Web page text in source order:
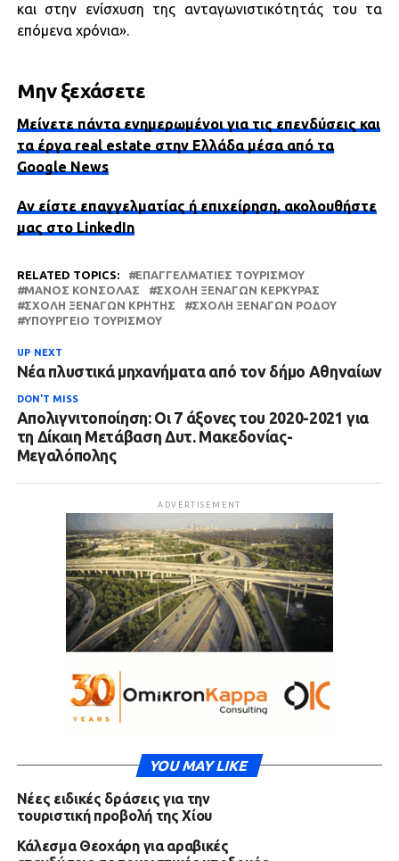
και στην ενίσχυση της ανταγωνιστικότητάς του τα
επόμενα χρόνια».
Μην ξεχάσετε
Μείνετε πάντα ενημερωμένοι για τις επενδύσεις και
τα έργα real estate στην Ελλάδα μέσα από τα
Google News
Αν είστε επαγγελματίας ή επιχείρηση, ακολουθήστε
μας στο LinkedIn
RELATED TOPICS:
ΕΠΑΓΓΕΛΜΑΤΊΕΣ ΤΟΥΡΙΣΜΟΎ
ΜΆΝΟΣ ΚΌΝΣΟΛΑΣ
ΣΧΟΛΉ ΞΕΝΑΓΏΝ ΚΈΡΚΥΡΑΣ
ΣΧΟΛΉ ΞΕΝΑΓΏΝ ΚΡΉΤΗΣ
ΣΧΟΛΉ ΞΕΝΑΓΏΝ ΡΌΔΟΥ
ΥΠΟΥΡΓΕΊΟ ΤΟΥΡΙΣΜΟΎ
UP NEXT
Νέα πλυστικά μηχανήματα από τον δήμο Αθηναίων
DON'T MISS
Απολιγνιτοποίηση: Οι 7 άξονες του 2020-2021 για
τη Δίκαιη Μετάβαση Δυτ. Μακεδονίας-
Μεγαλόπολης
ADVERTISEMENT
YOU MAY LIKE
Νέες ειδικές δράσεις για την
τουριστική προβολή της Χίου
Κάλεσμα Θεοχάρη για αραβικές